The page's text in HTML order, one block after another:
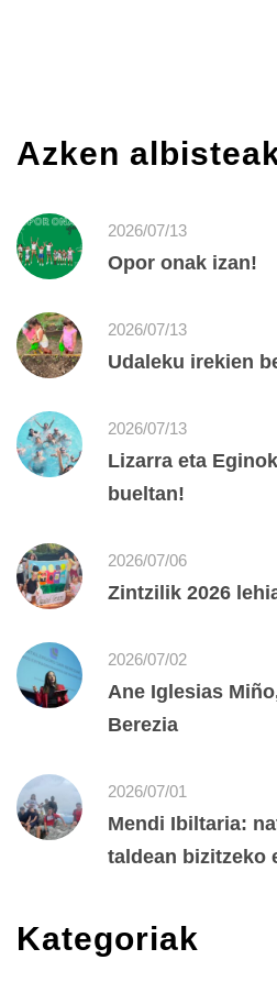
Azken
2026/07/13
Opor onak izan!
2026/07/13
Udaleku irekien
2026/07/13
Lizarra eta
bueltan!
2026/07/06
Zintzilik 2026
2026/07/02
Ane Iglesias
Berezia
2026/07/01
Mendi Ibiltaria:
taldean bizitzeko
Kategoriak